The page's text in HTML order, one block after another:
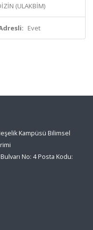
(ULAKBİM)
Evet
Kampüsü Bilimsel
No: 4 Posta Kodu: